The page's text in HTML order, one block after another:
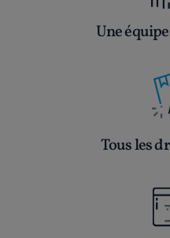
Une
Tous les